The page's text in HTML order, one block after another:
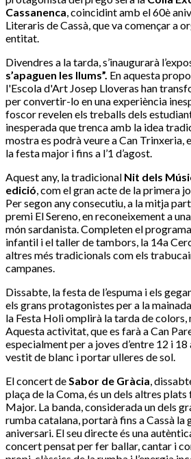
Cassanenca, coincidint amb el 60è
Literaris de Cassà, que va començar a
entitat.
Divendres a la tarda, s’inaugurarà
s’apaguen les llums”. En aquesta
l'Escola d'Art Josep Lloveras han
per convertir-lo en una experiència
foscor revelen els treballs dels
inesperada que trenca amb la idea
mostra es podrà veure a Can Trinxeria,
la festa major i fins a l’1 d’agost.
Aquest any, la tradicional Nit dels
edició, com el gran acte de la primera
Per segon any consecutiu, a la mitja
premi El Sereno, en reconeixement a
món sardanista. Completen el
infantil i el taller de tambors, la 14a
altres més tradicionals com els
campanes.
Dissabte, la festa de l’espuma i els
els grans protagonistes per a la
la Festa Holi omplirà la tarda de colors,
Aquesta activitat, que es farà a Can
especialment per a joves d’entre 12 i 18
vestit de blanc i portar ulleres de sol.
El concert deSabor de Gràcia,
plaça de la Coma, és un dels altres plats
Major. La banda, considerada un dels
rumba catalana, portarà fins a Cassà la
aniversari. El seu directe és una
concert pensat per fer ballar, cantar i